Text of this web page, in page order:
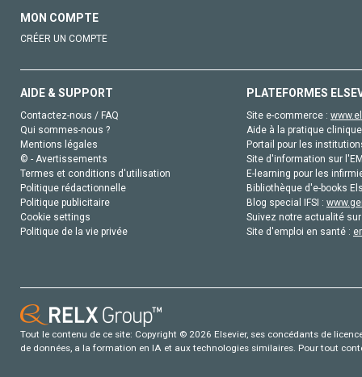
MON COMPTE
CRÉER UN COMPTE
AIDE & SUPPORT
Contactez-nous / FAQ
Qui sommes-nous ?
Mentions légales
© - Avertissements
Termes et conditions d'utilisation
Politique rédactionnelle
Politique publicitaire
Cookie settings
Politique de la vie privée
PLATEFORMES
Site e-commerce :
Aide à la pratique
Portail pour les
Site d'information sur
E-learning pour les
Bibliothèque d'e-books
Blog special IFSI :
Suivez notre actualité
Site d'emploi en santé :
Tout le contenu de ce site: Copyright © 2026 Elsevier, ses concédants de
de données, a la formation en IA et aux technologies similaires. Pour tout